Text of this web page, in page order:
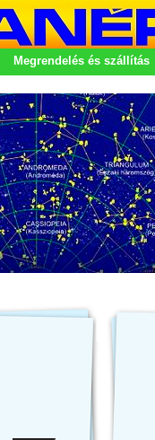
Megrendelés és szállítás